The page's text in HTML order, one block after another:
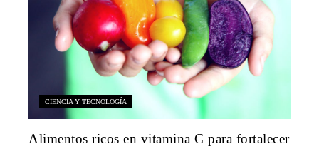
CIENCIA Y TECNOLOGÍA
Alimentos ricos en vitamina C para fortalecer